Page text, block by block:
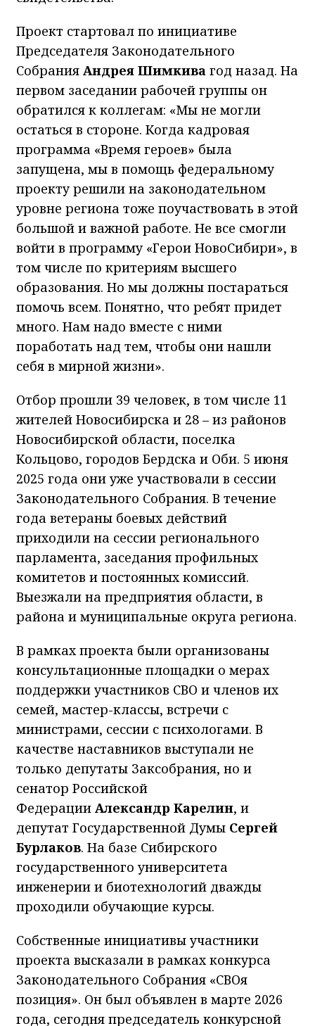
Проект стартовал по инициативе
Председателя Законодательного
Собрания Андрея Шимкива год назад. На
первом заседании рабочей группы он
обратился к коллегам: «Мы не могли
остаться в стороне. Когда кадровая
программа «Время героев» была
запущена, мы в помощь федеральному
проекту решили на законодательном
уровне региона тоже поучаствовать в этой
большой и важной работе. Не все смогли
войти в программу «Герои НовоСибири», в
том числе по критериям высшего
образования. Но мы должны постараться
помочь всем. Понятно, что ребят придет
много. Нам надо вместе с ними
поработать над тем, чтобы они нашли
себя в мирной жизни».
Отбор прошли 39 человек, в том числе 11
жителей Новосибирска и 28 – из районов
Новосибирской области, поселка
Кольцово, городов Бердска и Оби. 5 июня
2025 года они уже участвовали в сессии
Законодательного Собрания. В течение
года ветераны боевых действий
приходили на сессии регионального
парламента, заседания профильных
комитетов и постоянных комиссий.
Выезжали на предприятия области, в
района и муниципальные округа региона.
В рамках проекта были организованы
консультационные площадки о мерах
поддержки участников СВО и членов их
семей, мастер-классы, встречи с
министрами, сессии с психологами. В
качестве наставников выступали не
только депутаты Заксобрания, но и
сенатор Российской
Федерации Александр Карелин, и
депутат Государственной Думы Сергей
Бурлаков. На базе Сибирского
государственного университета
инженерии и биотехнологий дважды
проходили обучающие курсы.
Собственные инициативы участники
проекта высказали в рамках конкурса
Законодательного Собрания «СВОя
позиция». Он был объявлен в марте 2026
года, сегодня председатель конкурсной